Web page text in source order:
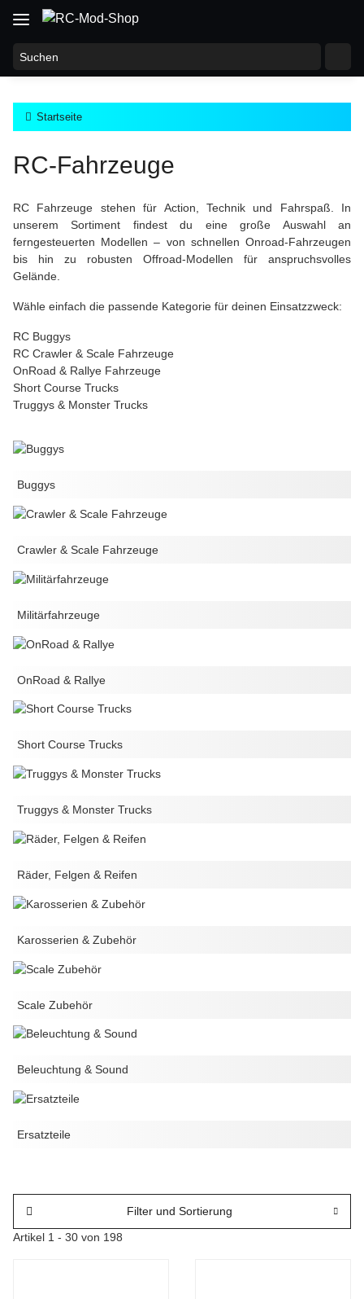
Startseite
RC-Fahrzeuge
RC Fahrzeuge stehen für Action, Technik und Fahrspaß. In
unserem Sortiment findest du eine große Auswahl an
ferngesteuerten Modellen – von schnellen Onroad-Fahrzeugen
bis hin zu robusten Offroad-Modellen für anspruchsvolles
Gelände.
Wähle einfach die passende Kategorie für deinen Einsatzzweck:
RC Buggys
RC Crawler & Scale Fahrzeuge
OnRoad & Rallye Fahrzeuge
Short Course Trucks
Truggys & Monster Trucks
Buggys
Crawler & Scale Fahrzeuge
Militärfahrzeuge
OnRoad & Rallye
Short Course Trucks
Truggys & Monster Trucks
Räder, Felgen & Reifen
Karosserien & Zubehör
Scale Zubehör
Beleuchtung & Sound
Ersatzteile
Filter und Sortierung
Artikel 1 - 30 von 198